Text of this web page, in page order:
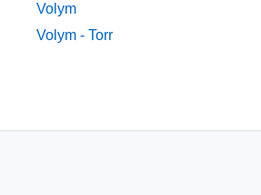
Volym
Volym - Torr